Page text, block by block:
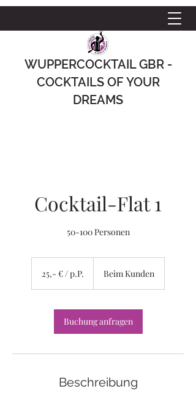
WUPPERCOCKTAIL GBR -
COCKTAILS OF YOUR
DREAMS
Cocktail-Flat 1
50-100 Personen
25,- € / p.P. Beim Kunden
Buchung anfragen
Beschreibung